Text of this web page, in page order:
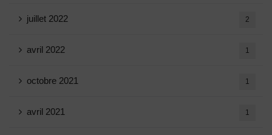
juillet 2022 2
avril 2022 1
octobre 2021 1
avril 2021 1